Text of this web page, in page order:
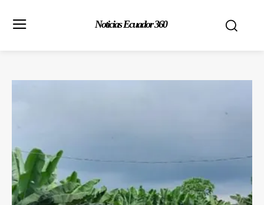
Noticias Ecuador 360